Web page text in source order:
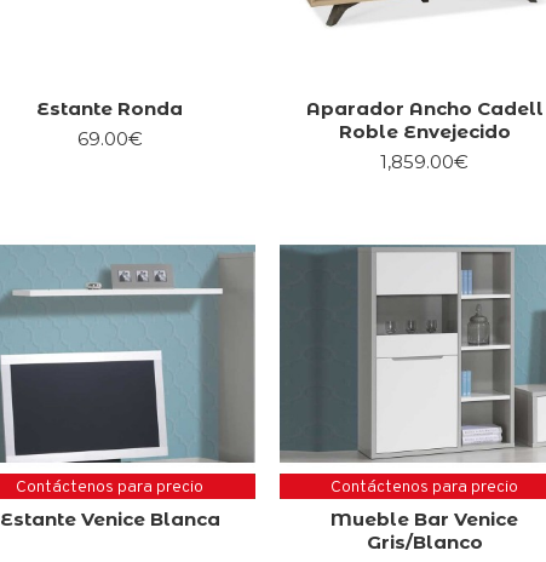
Estante Ronda
69.00€
Aparador Ancho Cadell
Roble Envejecido
1,859.00€
Contáctenos para precio
Estante Venice Blanca
Contáctenos para precio
Mueble Bar Venice
Gris/Blanco